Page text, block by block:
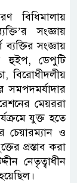
বিধিমালায়
সংজ্ঞায়
সংজ্ঞায়
হুইপ, ডেপুটি
বিরোধীদলীয়
সমপদমর্যাদার
মেয়ররা
যুক্ত হতে
চেয়ারম্যান ও
প্রস্তাব করা
নেতৃত্বাধীন